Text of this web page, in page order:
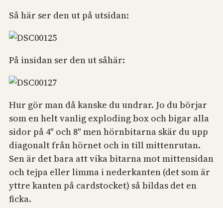
Så här ser den ut på utsidan:
På insidan ser den ut såhär:
Hur gör man då kanske du undrar. Jo du börjar
som en helt vanlig exploding box och bigar alla
sidor på 4″ och 8″ men hörnbitarna skär du upp
diagonalt från hörnet och in till mittenrutan.
Sen är det bara att vika bitarna mot mittensidan
och tejpa eller limma i nederkanten (det som är
yttre kanten på cardstocket) så bildas det en
ficka.